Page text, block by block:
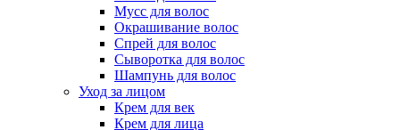
Мусс для волос
Окрашивание волос
Спрей для волос
Сыворотка для волос
Шампунь для волос
Уход за лицом
Крем для век
Крем для лица